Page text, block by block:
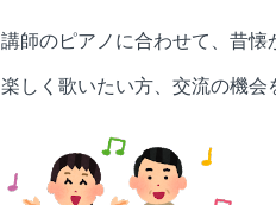
講師のピアノに合わせて、昔懐
楽しく歌いたい方、交流の機会